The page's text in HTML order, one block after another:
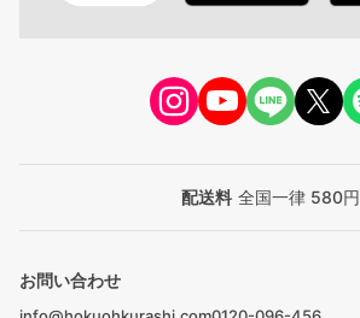
配送料 全国一律 580円
お問い合わせ